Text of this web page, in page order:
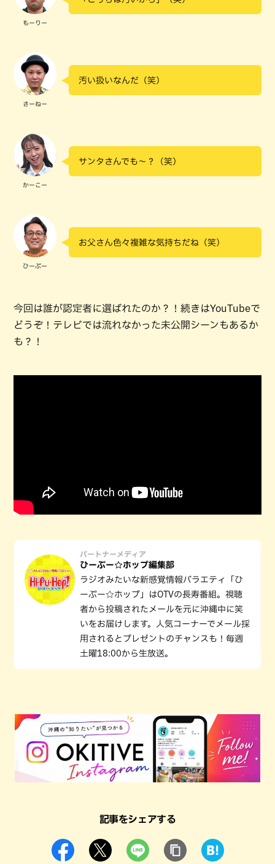
もーりー
さーねー
汚い扱いなんだ（笑）
かーこー
サンタさんでも～？（笑）
ひーぷー
お父さん色々複雑な気持ちだね（笑）
今回は誰が認定者に選ばれたのか？！続きはYouTubeで
どうぞ！テレビでは流れなかった未公開シーンもあるか
も？！
パートナーメディア
ひーぷー☆ホップ編集部
ラジオみたいな新感覚情報バラエティ「ひ
ーぷー☆ホップ」はOTVの長寿番組。視聴
者から投稿されたメールを元に沖縄中に笑
いをお届けします。人気コーナーでメール採
用されるとプレゼントのチャンスも！毎週
土曜18:00から生放送。
記事をシェアする